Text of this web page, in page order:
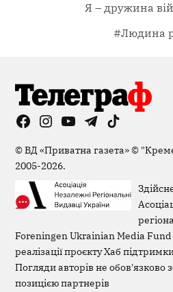
Я – дружина
#Людина
FacebookInstagram
YouTubeTelegramTikTok
©ВД «Приватна газета»©
2005-2026.
Foreningen Ukrainian Media
реалізації проєкту Хаб
Погляди авторів не обов'язково
позицією партнерів